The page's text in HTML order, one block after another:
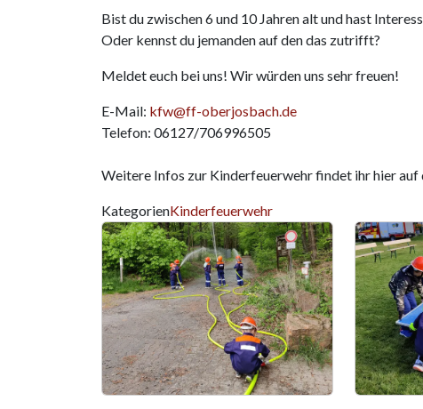
Bist du zwischen 6 und 10 Jahren alt und hast
Oder kennst du jemanden auf den das zutrifft?
Meldet euch bei uns! Wir würden uns sehr freuen!
E-Mail: kfw@ff-oberjosbach.de
Telefon: 06127/706996505
Weitere Infos zur Kinderfeuerwehr findet ihr hier
KategorienKinderfeuerwehr